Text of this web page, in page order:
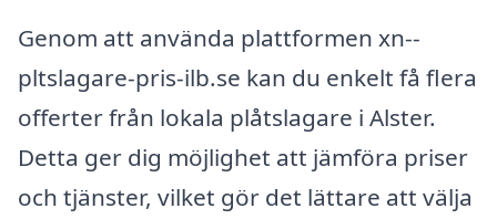
Genom att använda plattformen xn--
pltslagare-pris-ilb.se kan du enkelt få flera
offerter från lokala plåtslagare i Alster.
Detta ger dig möjlighet att jämföra priser
och tjänster, vilket gör det lättare att välja